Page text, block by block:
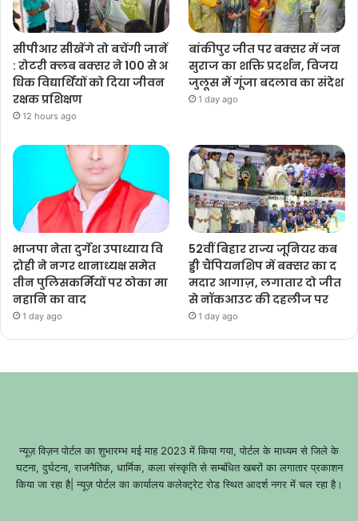
सीपीआर सीखेंगे तो बचेंगी जानें
: रोटरी क्लब बक्सर ने 100 से अ
धिक विद्यार्थियों को दिया जीवन
रक्षक प्रशिक्षण
12 hours ago
बांकीपुर जीत पर बक्सर में जन
सुराज का शक्ति प्रदर्शन, विजय
जुलूस में गूंजा बदलाव का संदेश
1 day ago
भाजपा नेता दुर्गेश उपाध्याय वि
द्रोही ने नगर थानाध्यक्ष समेत
तीन पुलिसकर्मियों पर ठोका मा
नहानि का वाद
1 day ago
52वीं बिहार राज्य जूनियर कब
ड्डी चैंपियनशिप में बक्सर का द
मदार आगाज़, लगातार दो जीत
से नॉकआउट की दहलीज पर
1 day ago
न्यूज़ विज़न पोर्टल का शुभारम्भ मई माह 2023 में किया गया, पोर्टल के माध्यम से जिले के
घटना, दुर्घटना, राजनैतिक, धार्मिक, कला संस्कृति से सम्बंधित खबरों का लगातार प्रकाशन
किया जा रहा है| न्यूज़ पोर्टल का कार्यालय कलेक्ट्रेट रोड स्थित आदर्श नगर में चल रहा है।